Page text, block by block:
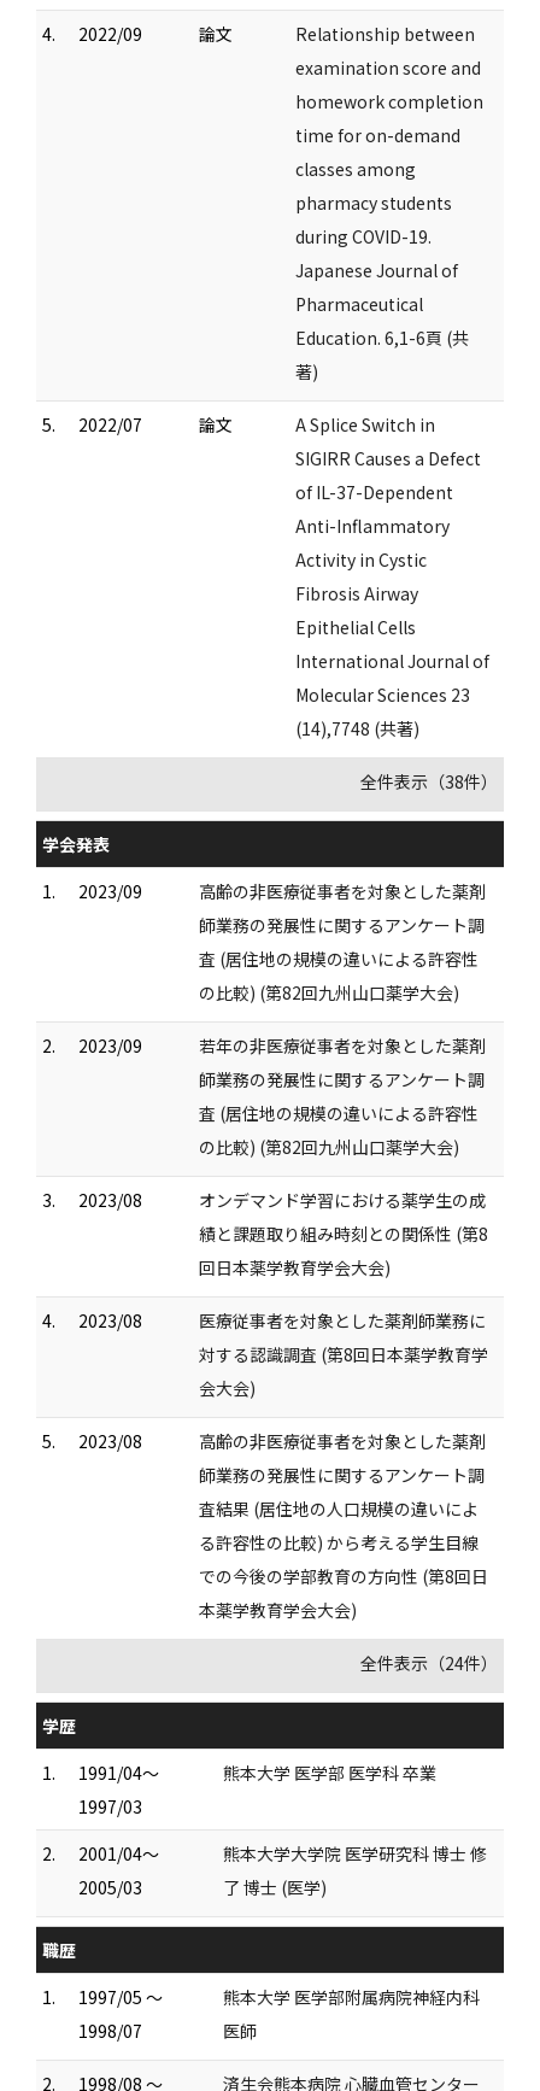
4. 2022/09 論文
Relationship between
examination score and
homework completion
time for on-demand
classes among
pharmacy students
during COVID-19.
Japanese Journal of
Pharmaceutical
Education. 6,1-6頁 (共
著)
5. 2022/07 論文
A Splice Switch in
SIGIRR Causes a Defect
of IL-37-Dependent
Anti-Inflammatory
Activity in Cystic
Fibrosis Airway
Epithelial Cells
International Journal of
Molecular Sciences 23
(14),7748 (共著)
全件表示（38件）
学会発表
1.
2023/09
高齢の非医療従事者を対象とした薬剤
師業務の発展性に関するアンケート調
査 (居住地の規模の違いによる許容性
の比較) (第82回九州山口薬学大会)
2. 2023/09
若年の非医療従事者を対象とした薬剤
師業務の発展性に関するアンケート調
査 (居住地の規模の違いによる許容性
の比較) (第82回九州山口薬学大会)
3. 2023/08
オンデマンド学習における薬学生の成
績と課題取り組み時刻との関係性 (第8
回日本薬学教育学会大会)
4. 2023/08
医療従事者を対象とした薬剤師業務に
対する認識調査 (第8回日本薬学教育学
会大会)
5. 2023/08
高齢の非医療従事者を対象とした薬剤
師業務の発展性に関するアンケート調
査結果 (居住地の人口規模の違いによ
る許容性の比較) から考える学生目線
での今後の学部教育の方向性 (第8回日
本薬学教育学会大会)
全件表示（24件）
学歴
1.
1991/04～
1997/03
熊本大学 医学部 医学科 卒業
2.
2001/04～
2005/03
熊本大学大学院 医学研究科 博士 修
了 博士 (医学)
職歴
1.
1997/05 ～
1998/07
熊本大学 医学部附属病院神経内科
医師
2. 1998/08 ～ 済生会熊本病院 心臓血管センター